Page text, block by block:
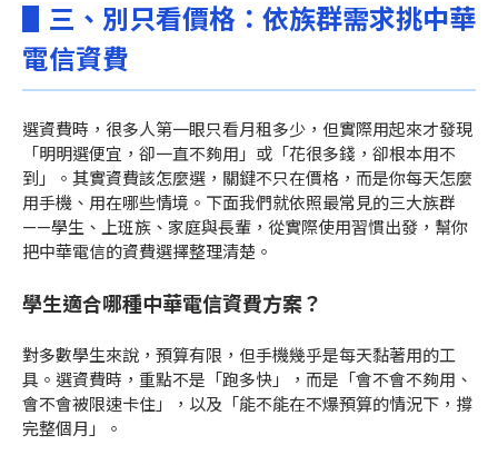
▋三、 別只看價格：依族群需求挑中華
電信資費
選資費時，很多人第一眼只看月租多少，但實際用起來才發現
「明明選便宜，卻一直不夠用」或「花很多錢，卻根本用不
到」。其實資費該怎麼選，關鍵不只在價格，而是你每天怎麼
用手機、用在哪些情境。下面我們就依照最常見的三大族群
——學生、上班族、家庭與長輩，從實際使用習慣出發，幫你
把中華電信的資費選擇整理清楚。
學生適合哪種中華電信資費方案？
對多數學生來說，預算有限，但手機幾乎是每天黏著用的工
具。選資費時，重點不是「跑多快」，而是「會不會不夠用、
會不會被限速卡住」，以及「能不能在不爆預算的情況下，撐
完整個月」。